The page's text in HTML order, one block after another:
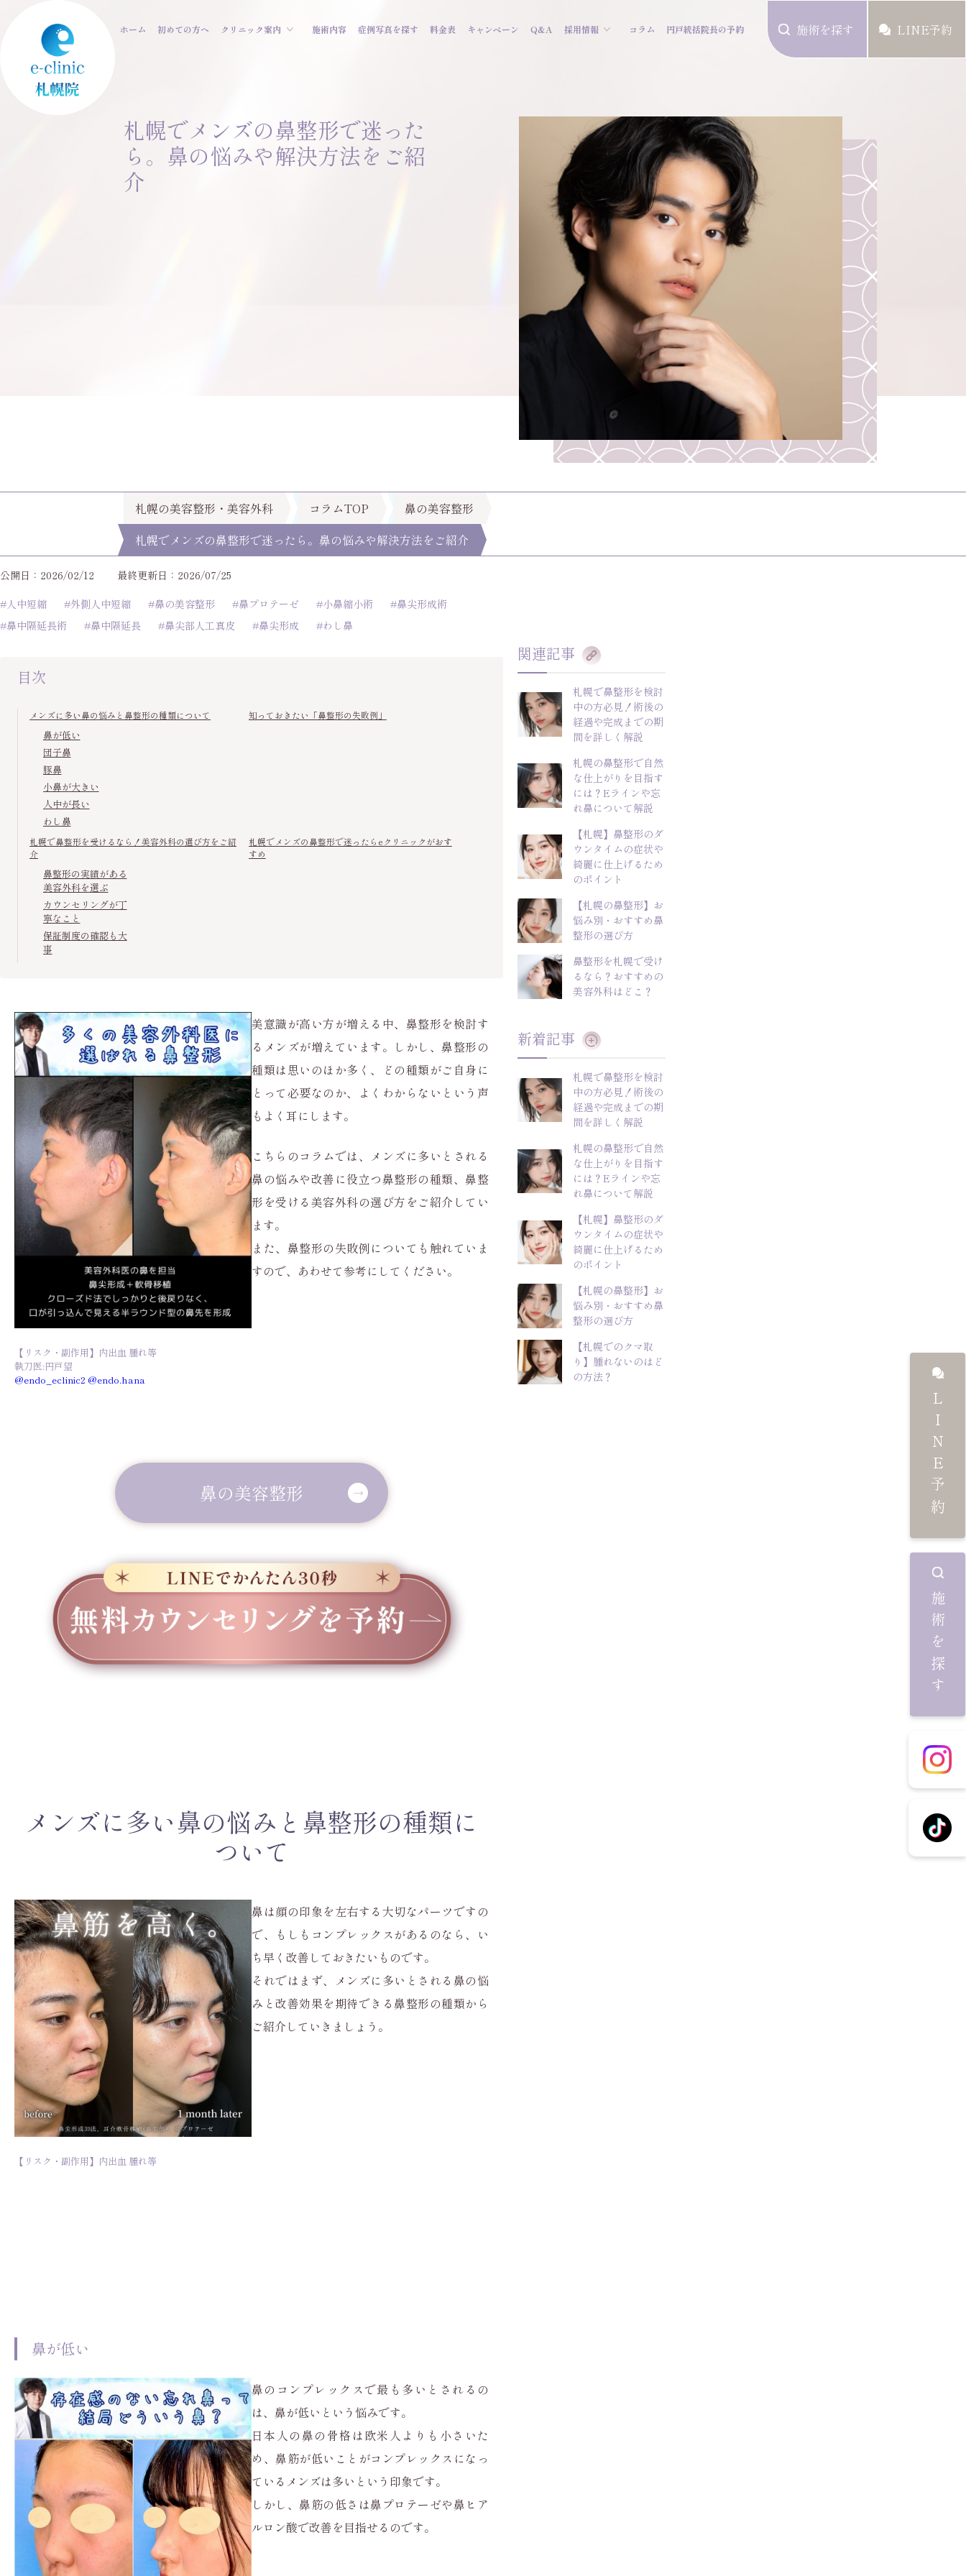
ホーム 初めての方へ クリニック案内 施術内容 症例写真を探す 料金表 キャンペーン Q&A 採用情報 コラム 円戸統括院長の予約 施術を探す LINE予約
札幌でメンズの鼻整形で迷った
ら。鼻の悩みや解決方法をご紹
介
札幌の美容整形・美容外科 コラムTOP
鼻の美容整形
札幌でメンズの鼻整形で迷ったら。鼻の悩みや解決方法をご紹介
公開日：2026/02/12
最終更新日：2026/07/25
#人中短縮
#外側人中短縮 #鼻の美容整形 #鼻プロテーゼ #小鼻縮小術
#鼻尖形成術
#鼻中隔延長術
#鼻中隔延長 #鼻尖部人工真皮 #鼻尖形成 #わし鼻
目次
メンズに多い鼻の悩みと鼻整形の種類について
鼻が低い
団子鼻
豚鼻
小鼻が大きい
人中が長い
わし鼻
知っておきたい「鼻整形の失敗例」
札幌で鼻整形を受けるなら！美容外科の選び方をご紹
介
鼻整形の実績がある
美容外科を選ぶ
カウンセリングが丁
寧なこと
保証制度の確認も大
事
札幌でメンズの鼻整形で迷ったらeクリニックがおす
すめ
【リスク・副作用】内出血 腫れ等
執刀医:円戸望
@endo_eclinic2 @endo.hana
美意識が高い方が増える中、鼻整形を検討す
るメンズが増えています。しかし、鼻整形の
種類は思いのほか多く、どの種類がご自身に
とって必要なのか、よくわからないという声
もよく耳にします。
こちらのコラムでは、メンズに多いとされる
鼻の悩みや改善に役立つ鼻整形の種類、鼻整
形を受ける美容外科の選び方をご紹介してい
ます。
また、鼻整形の失敗例についても触れていま
すので、あわせて参考にしてください。
鼻の美容整形
メンズに多い鼻の悩みと鼻整形の種類に
ついて
【リスク・副作用】内出血 腫れ等
鼻は顔の印象を左右する大切なパーツですの
で、もしもコンプレックスがあるのなら、い
ち早く改善しておきたいものです。
それではまず、メンズに多いとされる鼻の悩
みと改善効果を期待できる鼻整形の種類から
ご紹介していきましょう。
鼻が低い
鼻のコンプレックスで最も多いとされるの
は、鼻が低いという悩みです。
日本人の鼻の骨格は欧米人よりも小さいた
め、鼻筋が低いことがコンプレックスになっ
ているメンズは多いという印象です。
しかし、鼻筋の低さは鼻プロテーゼや鼻ヒア
ルロン酸で改善を目指せるのです。
関連記事
札幌で鼻整形を検討
中の方必見！術後の
経過や完成までの期
間を詳しく解説
札幌の鼻整形で自然
な仕上がりを目指す
には？Eラインや忘
れ鼻について解説
【札幌】鼻整形のダ
ウンタイムの症状や
綺麗に仕上げるため
のポイント
【札幌の鼻整形】お
悩み別・おすすめ鼻
整形の選び方
鼻整形を札幌で受け
るなら？おすすめの
美容外科はどこ？
新着記事
札幌で鼻整形を検討
中の方必見！術後の
経過や完成までの期
間を詳しく解説
札幌の鼻整形で自然
な仕上がりを目指す
には？Eラインや忘
れ鼻について解説
【札幌】鼻整形のダ
ウンタイムの症状や
綺麗に仕上げるため
のポイント
【札幌の鼻整形】お
悩み別・おすすめ鼻
整形の選び方
【札幌でのクマ取
り】腫れないのはど
の方法？
LINE予約
施術を探す